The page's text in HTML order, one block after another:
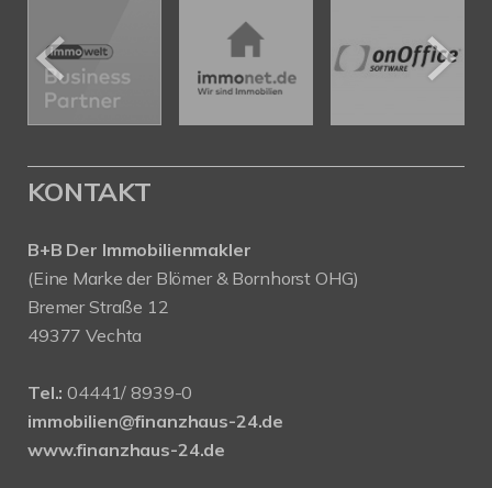
KONTAKT
B+B Der Immobilienmakler
(Eine Marke der Blömer & Bornhorst OHG)
Bremer Straße 12
49377 Vechta
Tel.: 04441/ 8939-0
immobilien@finanzhaus-24.de
www.finanzhaus-24.de